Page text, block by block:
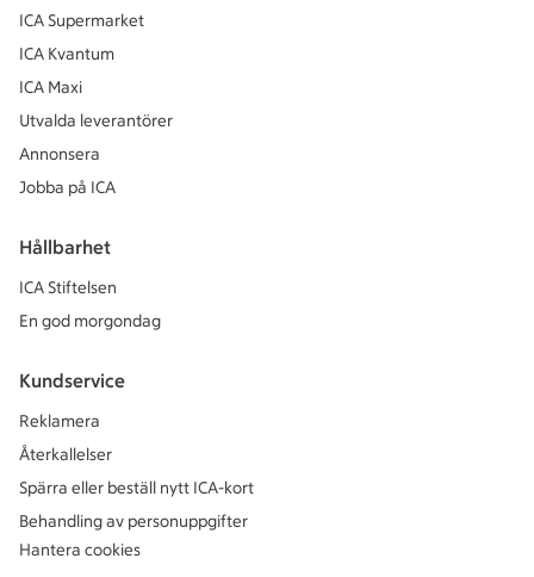
ICA Supermarket
ICA Kvantum
ICA Maxi
Utvalda leverantörer
Annonsera
Jobba på ICA
Hållbarhet
ICA Stiftelsen
En god morgondag
Kundservice
Reklamera
Återkallelser
Spärra eller beställ nytt ICA-kort
Behandling av personuppgifter
Hantera cookies